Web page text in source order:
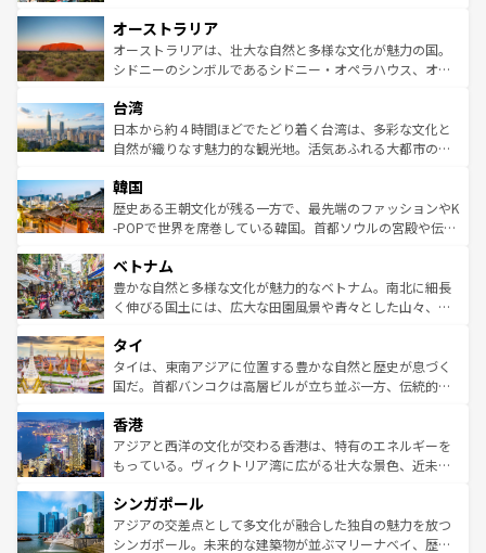
部のニューオーリンズでは、音楽と美食が融合した独特の
文化が魅力。旅行者はアメリカの各地域で異なる魅力を楽
しみながら、その多様性と豊かな歴史を感じることができ
ならではの贅沢な旅のスタイルだ。 なお、新着のアメリカ
情報はコンテンツ一覧を参照してほしい。
ワイ島は見逃せない。また、定番の観光地といえばオアフ
島だが、静かな自然を求めるならマウイ島やカウアイ島が
おすすめ。エメラルドグリーンに輝く海をはじめ、豊かな
れるおもてなしの心で訪れる人々を迎えてくれるハワイの
人々、おいしいローカルフードやハワイアンミュージッ
ク、伝統的なフラダンスなど、すべてがハワイの魅力を彩
ワイを、存分に味わってほしい。 なお、新着のハワイ情報
はコンテンツ一覧を参照してほしい。
オーストラリア
オーストラリアは、壮大な自然と多様な文化が魅力の国。
シドニーのシンボルであるシドニー・オペラハウス、オー
リアリーフや大陸中央部にそびえるウルル（エアーズロッ
ク）、タスマニアの美しい原生林やケアンズの熱帯雨林な
ど、見どころがたくさん。また、カフェやワイン、オージ
いる。アクティビティも充実しており、サーフィンやダイ
ビング、ハイキングなど、アウトドア好きにはたまらな
い。オーストラリアの多彩な魅力を存分に味わいつくそ
参照してほしい。
台湾
日本から約４時間ほどでたどり着く台湾は、多彩な文化と
自然が織りなす魅力的な観光地。活気あふれる大都市の台
ン）、静ひつな山岳地帯である台湾東部など、都市の喧騒
と山間の静けさが共存しており、訪れる人に新しい発見と
驚きをもたらしてくれる。また、奥深い台湾の食文化も魅
容にもいいと評判のスイーツなど、バラエティ豊かな料理
が味わえる。 なお、新着の台湾情報は コンテンツ一覧を参
照してほしい。
韓国
歴史ある王朝文化が残る一方で、最先端のファッションやK
-POPで世界を席巻している韓国。首都ソウルの宮殿や伝統
き、地方に足を延ばせば四季折々の自然美を楽しむことが
できる。そして、キムチや焼肉、絶品のストリートフード
まで、さまざまな韓国料理が待っている。夜には、韓国な
リティに包まれながら、韓国の多彩な魅力を心ゆくまで味
わってみてほしい。 なお、新着の韓国情報はコンテンツ一
覧を参照してほしい。
ベトナム
豊かな自然と多様な文化が魅力的なベトナム。南北に細長
く伸びる国土には、広大な田園風景や青々とした山々、世
急速な発展と共に伝統が息づく。ハノイの古い町並みやホ
ーチミン市のフランス統治時代の建物も、独特の雰囲気を
醸し出している。また、バラエティの豊かさとおいしさで
とつ。フォーやバインミー、ベトナムコーヒーなどは、ぜ
ひ現地で味わいたい。どの地域を訪れてもあたたかい人々
が旅行者を迎えてくれるので、きっと忘れられない旅にな
参照してほしい。
タイ
タイは、東南アジアに位置する豊かな自然と歴史が息づく
国だ。首都バンコクは高層ビルが立ち並ぶ一方、伝統的な
の活気が交差している。北部ではチェンマイなどの山岳地
帯で自然と触れ合い、南部ではプーケットやクラビの美し
いビーチでリゾート気分を楽しむことができる。タイ料理
激する。気候は一年中温暖で、どの季節にも異なる楽しみ
が待っている。親しみやすいタイの人々、仏教を中心とし
た文化、そして多様な観光資源が、訪れる旅人を魅了し続
香港
アジアと西洋の文化が交わる香港は、特有のエネルギーを
もっている。ヴィクトリア湾に広がる壮大な景色、近未来
み、どこを訪れても感動するはず。観光スポットが密集し
ており、効率よく見どころを回れるのも魅力。息をのむよ
うな絶景から文化的な体験まで、香港を存分に楽しみ尽く
シンガポール
アジアの交差点として多文化が融合した独自の魅力を放つ
シンガポール。未来的な建築物が並ぶマリーナベイ、歴史